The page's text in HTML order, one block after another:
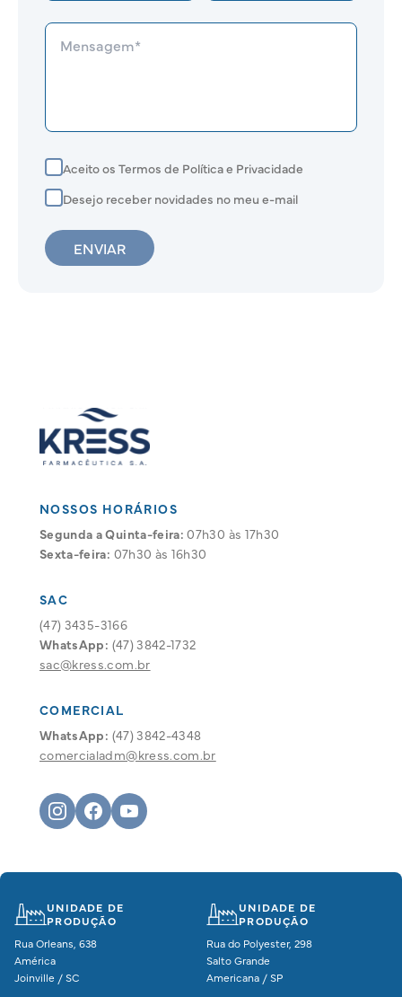
Aceito os Termos de Política e Privacidade
Desejo receber novidades no meu e-mail
ENVIAR
NOSSOS HORÁRIOS
Segunda a Quinta-feira: 07h30 às 17h30
Sexta-feira: 07h30 às 16h30
SAC
(47) 3435-3166
WhatsApp: (47) 3842-1732
sac@kress.com.br
COMERCIAL
WhatsApp: (47) 3842-4348
comercialadm@kress.com.br
UNIDADE DE
PRODUÇÃO
Rua Orleans, 638
América
Joinville / SC
UNIDADE DE
PRODUÇÃO
Rua do Polyester, 298
Salto Grande
Americana / SP